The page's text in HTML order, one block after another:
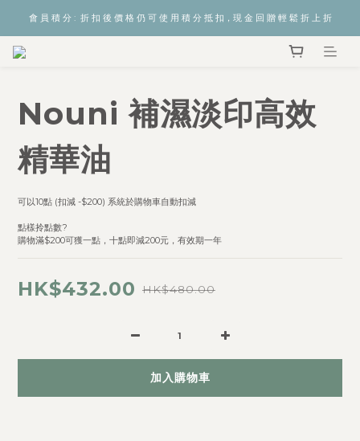
會 員 積 分 :  折 扣 後 價 格 仍 可 使 用 積 分 抵 扣，現 金 回 贈 輕 鬆 折 上 折
Nouni 補濕淡印高效
精華油
可以10點 (扣減 -$200) 系統於購物車自動扣減
點樣拎點數?
購物滿$200可獲一點，十點即減200元，有效期一年
HK$432.00 HK$480.00
加入購物車